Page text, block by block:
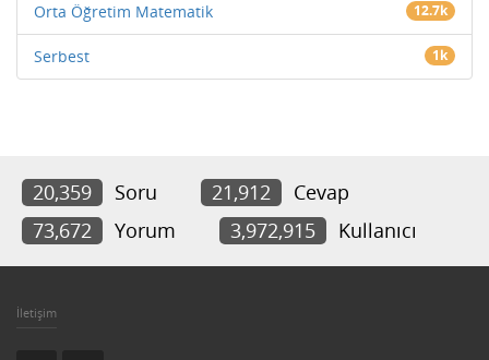
Orta Öğretim Matematik 12.7k
Serbest 1k
20,359 Soru 21,912
Cevap
73,672
Yorum 3,972,915 Kullanıcı
İletişim